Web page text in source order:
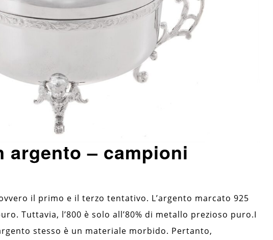
argento – campioni
il primo e il terzo tentativo. L’argento marcato 925
Tuttavia, l’800 è solo all’80% di metallo prezioso puro.I
stesso è un materiale morbido. Pertanto,